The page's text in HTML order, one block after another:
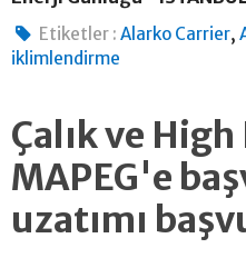
Etiketler : Alarko Carrier,
iklimlendirme
Çalık ve
MAPEG'e
uzatımı